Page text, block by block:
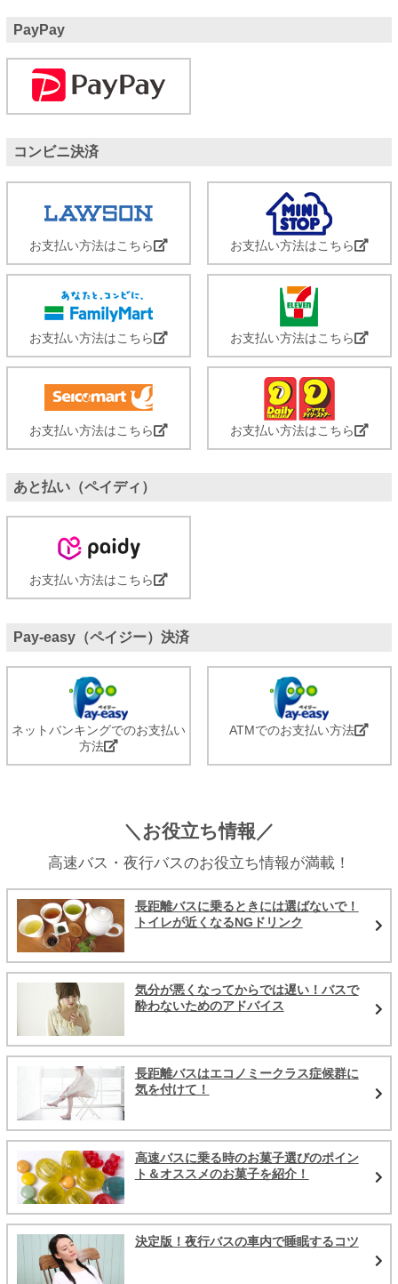
PayPay
コンビニ決済
お支払い方法はこちら お支払い方法はこちら
お支払い方法はこちら お支払い方法はこちら
お支払い方法はこちら お支払い方法はこちら
あと払い（ペイディ）
お支払い方法はこちら
Pay-easy（ペイジー）決済
ネットバンキングでのお支払い
方法
ATMでのお支払い方法
＼お役立ち情報／
高速バス・夜行バスのお役立ち情報が満載！
長距離バスに乗るときには選ばないで！
トイレが近くなるNGドリンク
気分が悪くなってからでは遅い！バスで
酔わないためのアドバイス
長距離バスはエコノミークラス症候群に
気を付けて！
高速バスに乗る時のお菓子選びのポイン
ト＆オススメのお菓子を紹介！
決定版！夜行バスの車内で睡眠するコツ